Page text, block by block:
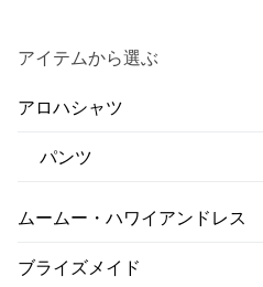
アイテムから選ぶ
アロハシャツ
パンツ
ムームー・ハワイアンドレス
ブライズメイド